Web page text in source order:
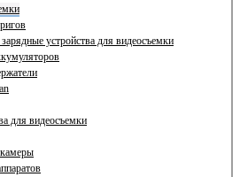
устройства для видеосъемки
для видеосъемки